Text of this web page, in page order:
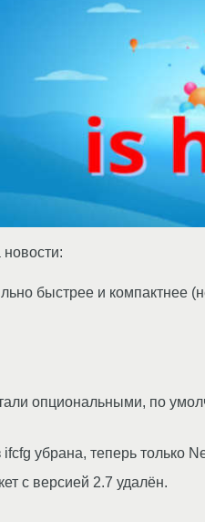
новости:
быстрее и компактнее
опциональными, по
убрана, теперь только
с версией 2.7 удалён.